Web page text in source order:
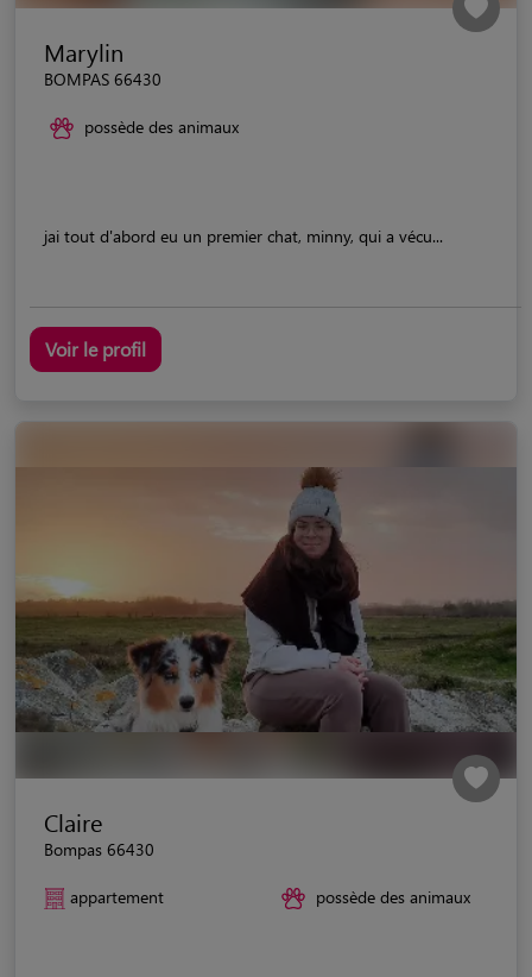
Marylin
BOMPAS 66430
possède des animaux
jai tout d'abord eu un premier chat, minny, qui a vécu...
Voir le profil
Claire
Bompas 66430
appartement possède des animaux